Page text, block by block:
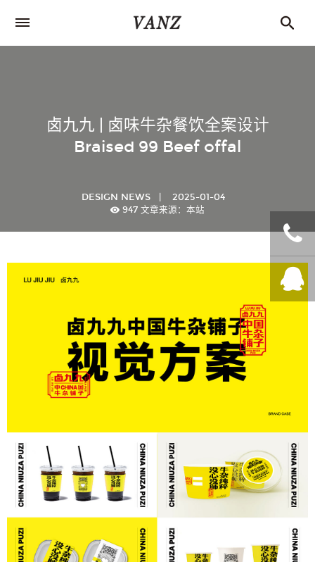
卤九九 | 卤味牛杂餐饮全案设计
Braised 99 Beef offal
DESIGN NEWS | 2025-01-04
947 文章来源：本站
+86